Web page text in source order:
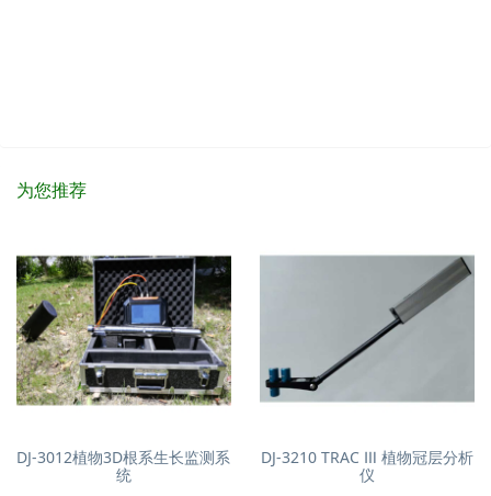
为您推荐
DJ-3012植物3D根系生长监测系
统
DJ-3210 TRAC Ⅲ 植物冠层分析
仪